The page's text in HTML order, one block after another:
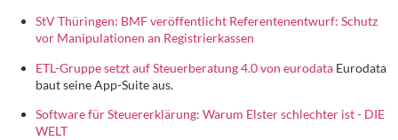
StV Thüringen: BMF veröffentlicht Referentenentwurf: Schutz
vor Manipulationen an Registrierkassen
ETL-Gruppe setzt auf Steuerberatung 4.0 von eurodata Eurodata
baut seine App-Suite aus.
Software für Steuererklärung: Warum Elster schlechter ist - DIE
WELT